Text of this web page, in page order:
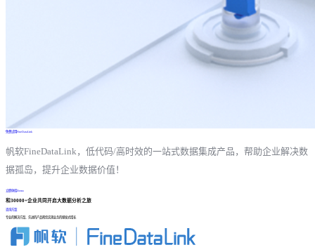
免费试用FineDataLink
帆软FineDataLink，低代码/高时效的一站式数据集成产品，帮助企业解决数
据孤岛，提升企业数据价值！
立即体验Demo
和30000+企业共同开启大数据分析之旅
咨询方案
专业的解决方案、先进的产品帮您实现业务的爆发式增长